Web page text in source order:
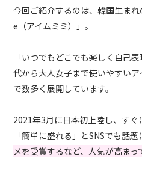
今回ご紹介するのは、韓国生ま
e（アイムミミ）」。
「いつでもどこでも楽しく自己
代から大人女子まで使いやすい
で数多く展開しています。
2021年3月に日本初上陸し、すぐ
「簡単に盛れる」とSNSでも話題
メを受賞するなど、人気が高まっ